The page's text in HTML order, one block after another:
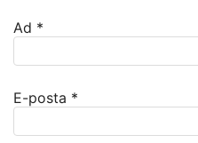
Ad *
E-posta *